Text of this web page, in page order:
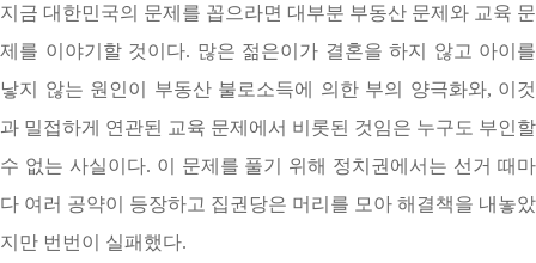
지금 대한민국의 문제를 꼽으라면 대부분 부동산 문제와 교육 문
제를 이야기할 것이다. 많은 젊은이가 결혼을 하지 않고 아이를
낳지 않는 원인이 부동산 불로소득에 의한 부의 양극화와, 이것
과 밀접하게 연관된 교육 문제에서 비롯된 것임은 누구도 부인할
수 없는 사실이다. 이 문제를 풀기 위해 정치권에서는 선거 때마
다 여러 공약이 등장하고 집권당은 머리를 모아 해결책을 내놓았
지만 번번이 실패했다.